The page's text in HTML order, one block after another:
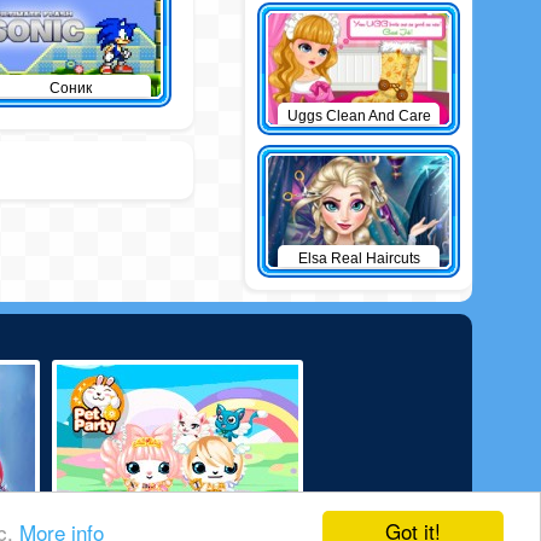
Got it!
More info
Соник
Uggs Clean And Care
Elsa Real Haircuts